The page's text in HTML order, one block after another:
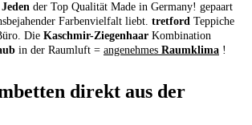
Jeden der Top Qualität Made in Germany! gepaart
Farbenvielfalt liebt. tretford Teppiche
Die Kaschmir-Ziegenhaar Kombination
in der Raumluft = angenehmes Raumklima !
direkt aus der